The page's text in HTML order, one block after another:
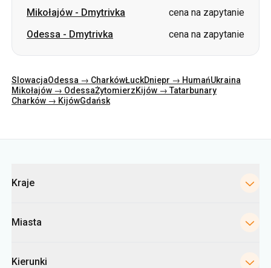
Mikołajów - Dmytrivka
cena na zapytanie
Odessa - Dmytrivka cena na zapytanie
SlowacjaOdessa → CharkówŁuckDniepr → HumańUkraina
Mikołajów → OdessaŻytomierzKijów → Tatarbunary
Charków → KijówGdańsk
Kraje
Miasta
Kierunki